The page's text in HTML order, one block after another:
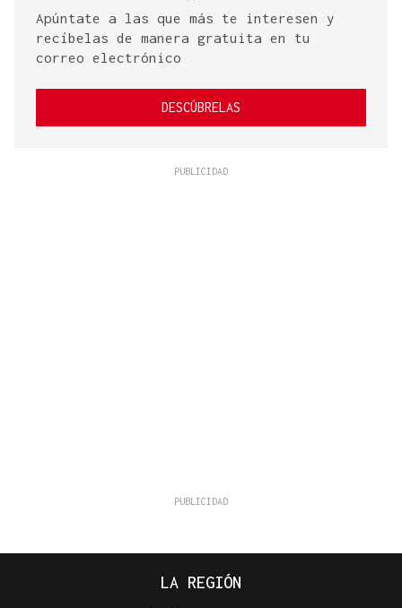
Apúntate a las que más te interesen y
recíbelas de manera gratuita en tu
correo electrónico
DESCÚBRELAS
LA REGIÓN